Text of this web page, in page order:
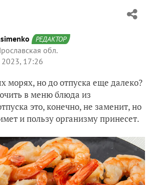
РЕДАКТОР
обл.
2023, 17:26
морях, но до отпуска еще далеко?
в меню блюда из
это, конечно, не заменит, но
и пользу организму принесет.